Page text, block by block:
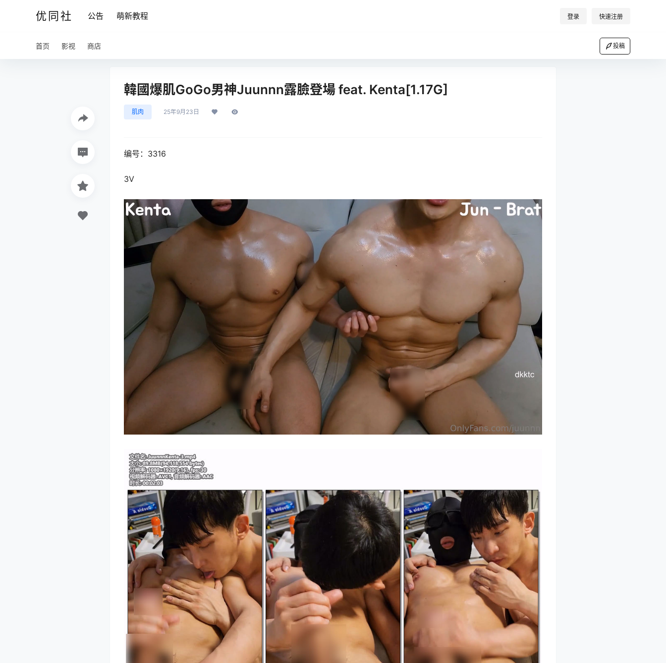
优同社 公告 萌新教程 登录 快速注册
首页 影视 商店 投稿
韓國爆肌GoGo男神Juunnn露臉登場 feat. Kenta[1.17G]
肌肉 25年9月23日
编号：3316
3V